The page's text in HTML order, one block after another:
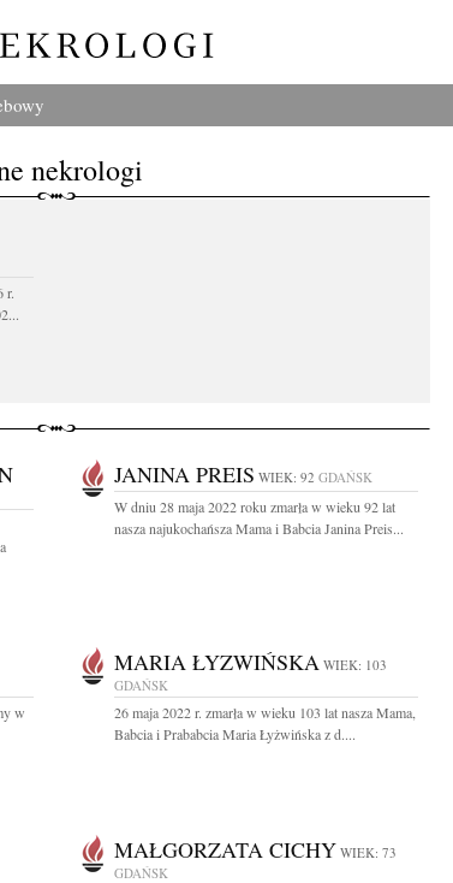
nekrologi
r.
JANINA PREIS WIEK: 92 GDAŃSK
W dniu 28 maja 2022 roku zmarła w wieku 92 lat
nasza najukochańsza Mama i Babcia Janina Preis...
w
MARIA ŁYZWIŃSKA WIEK: 103
GDAŃSK
26 maja 2022 r. zmarła w wieku 103 lat nasza Mama,
Babcia i Prababcia Maria Łyżwińska z d....
MAŁGORZATA CICHY WIEK: 73
GDAŃSK